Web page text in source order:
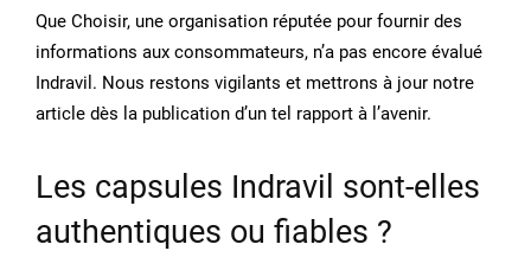
Que Choisir, une organisation réputée pour fournir des
informations aux consommateurs, n’a pas encore évalué
Indravil. Nous restons vigilants et mettrons à jour notre
article dès la publication d’un tel rapport à l’avenir.
Les capsules Indravil sont-elles
authentiques ou fiables ?